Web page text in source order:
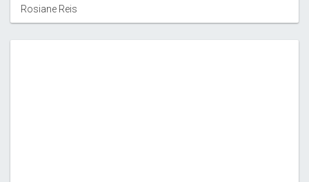
Rosiane Reis